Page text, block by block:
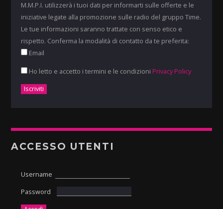
M.M.P.I. utilizzerà i tuoi dati per informarti sulle offerte e le
iniziative legate alla promozione sulle radio del gruppo Time.
Le tue informazioni saranno trattate con senso etico e
rispetto. Conferma la modalità di contatto da te preferita:
Email
Ho letto e accetto i termini e le condizioni Privacy Policy
ACCESSO UTENTI
Username
Password